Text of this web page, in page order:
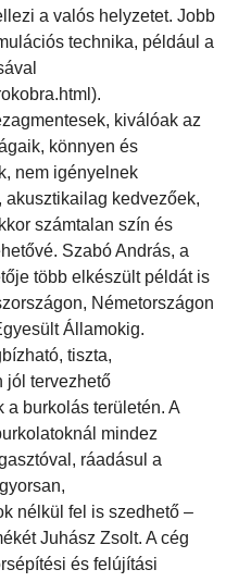
a valós helyzetet. Jobb
technika, például a
kiválóak az
könnyen és
nem igényelnek
akusztikailag kedvezőek,
számtalan szín és
Szabó András, a
több elkészült példát is
Németországon
Államokig.
tiszta,
jól tervezhető
a burkolás területén. A
mindez
ráadásul a
nélkül fel is szedhető –
Juhász Zsolt. A cég
és felújítási